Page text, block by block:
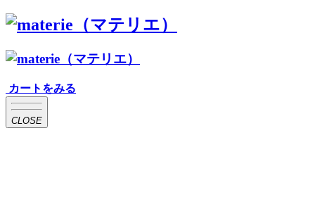
カートをみる
CLOSE